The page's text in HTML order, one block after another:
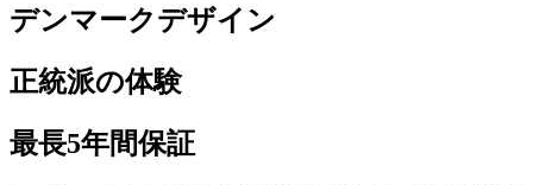
デンマークデザイン
正統派の体験
最長5年間保証